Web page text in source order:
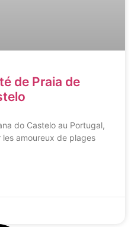
de Praia de
do Castelo au Portugal,
amoureux de plages